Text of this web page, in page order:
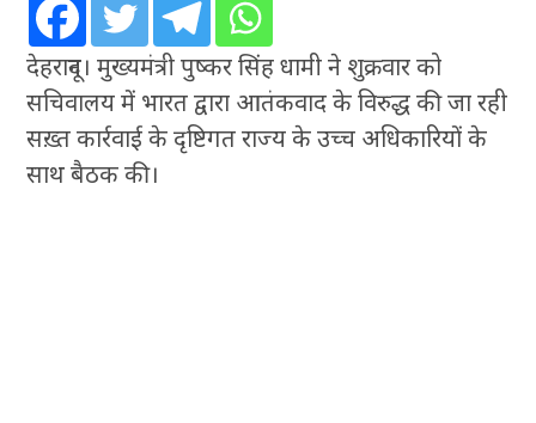
देहरादून। मुख्यमंत्री पुष्कर सिंह धामी ने शुक्रवार को
सचिवालय में भारत द्वारा आतंकवाद के विरुद्ध की जा रही
सख़्त कार्रवाई के दृष्टिगत राज्य के उच्च अधिकारियों के
साथ बैठक की।